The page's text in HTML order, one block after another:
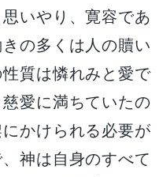
いやり、寛容であ
の多くは人の贖い
質は憐れみと愛で
愛に満ちていたの
かけられる必要が
神は自身のすべて